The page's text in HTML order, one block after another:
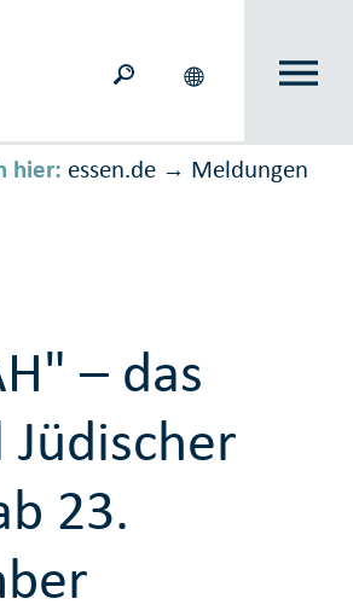
hier: essen.de → Meldungen
– das
Jüdischer
23.